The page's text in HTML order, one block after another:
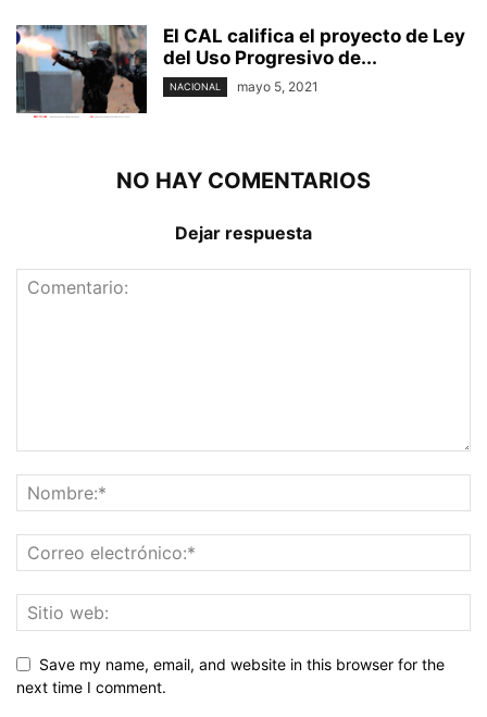
El CAL califica el proyecto de Ley
del Uso Progresivo de...
NACIONAL mayo 5, 2021
NO HAY COMENTARIOS
Dejar respuesta
Save my name, email, and website in this browser for the
next time I comment.